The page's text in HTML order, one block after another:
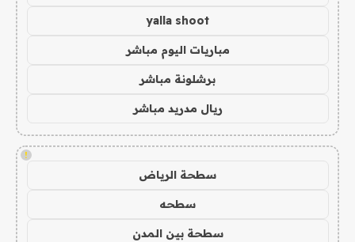
yalla shoot
مباريات اليوم مباشر
برشلونة مباشر
ريال مدريد مباشر
!
سطحة الرياض
سطحه
سطحة بين المدن